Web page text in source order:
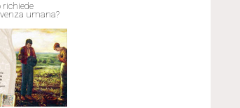
richiede
umana?